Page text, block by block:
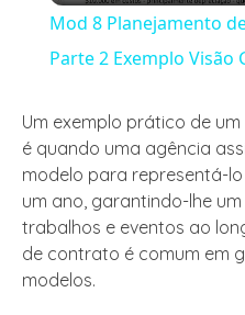
Mod 8 Planejamento
Parte 2 Exemplo Visão
Um exemplo prático de
é quando uma agência
modelo para representá-
um ano, garantindo-lhe
trabalhos e eventos ao
de contrato é comum em
modelos.